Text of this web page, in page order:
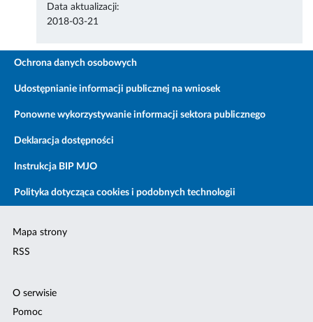
Data aktualizacji:
2018-03-21
Ochrona danych osobowych
Udostępnianie informacji publicznej na wniosek
Ponowne wykorzystywanie informacji sektora publicznego
Deklaracja dostępności
Instrukcja BIP MJO
Polityka dotycząca cookies i podobnych technologii
Mapa strony
RSS
O serwisie
Pomoc